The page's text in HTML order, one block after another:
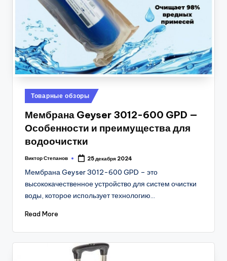
Posted
in
Товарные обзоры
Мембрана Geyser 3012-600 GPD —
Особенности и преимущества для
водоочистки
Posted
Виктор Степанов 25 декабря 2024
Мембрана Geyser 3012-600 GPD – это
высококачественное устройство для систем очистки
воды, которое использует технологию…
Read More